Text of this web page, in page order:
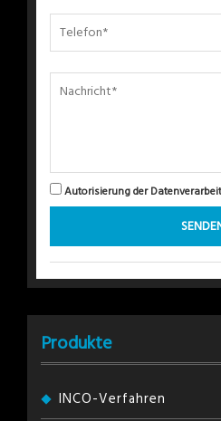
Autorisierung der
Produkte
INCO-Verfahren